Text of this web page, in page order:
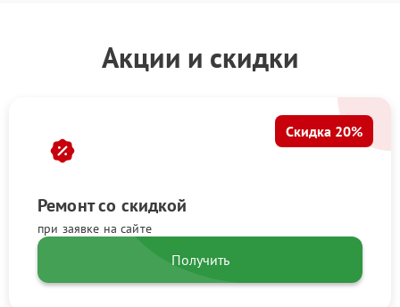
Акции и скидки
Ремонт со скидкой
при заявке на сайте
Скидка 20%
Получить